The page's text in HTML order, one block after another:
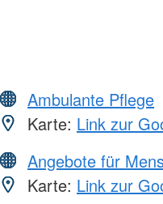
Ambulante Pflege
Karte: Link zur
Angebote für
Karte: Link zur